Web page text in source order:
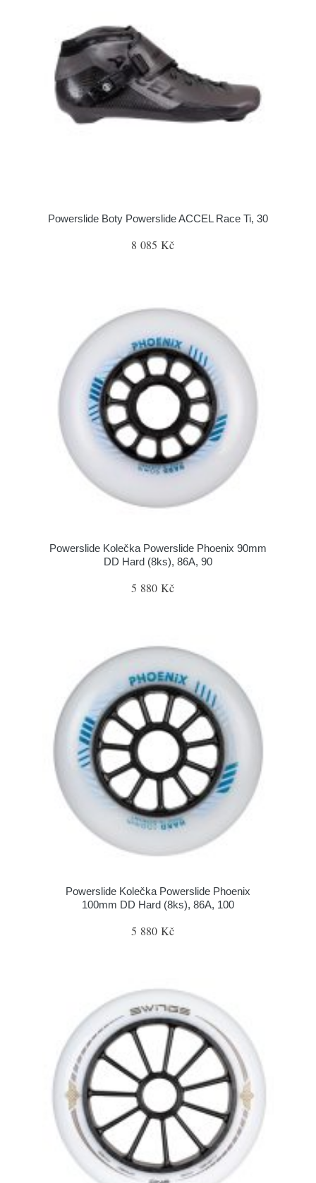
Powerslide Boty Powerslide ACCEL Race Ti, 30
8 085 Kč
Powerslide Kolečka Powerslide Phoenix 90mm
DD Hard (8ks), 86A, 90
5 880 Kč
Powerslide Kolečka Powerslide Phoenix
100mm DD Hard (8ks), 86A, 100
5 880 Kč